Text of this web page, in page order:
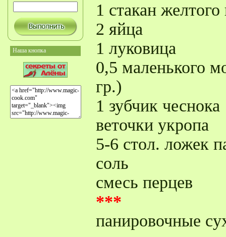
Наша кнопка
1 стакан желтого
2 яйца
1 луковица
0,5 маленького
гр.)
1 зубчик чеснока
веточки укропа
5-6 стол. ложек
соль
смесь перцев
***
панировочные